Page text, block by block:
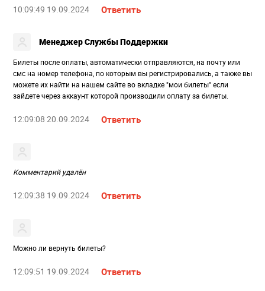
10:09:49 19.09.2024 Ответить
Менеджер Службы Поддержки
Билеты после оплаты, автоматически отправляются, на почту или
смс на номер телефона, по которым вы регистрировались, а также вы
можете их найти на нашем сайте во вкладке "мои билеты" если
зайдете через аккаунт которой производили оплату за билеты.
12:09:08 20.09.2024 Ответить
Комментарий удалён
12:09:38 19.09.2024 Ответить
Можно ли вернуть билеты?
12:09:51 19.09.2024 Ответить